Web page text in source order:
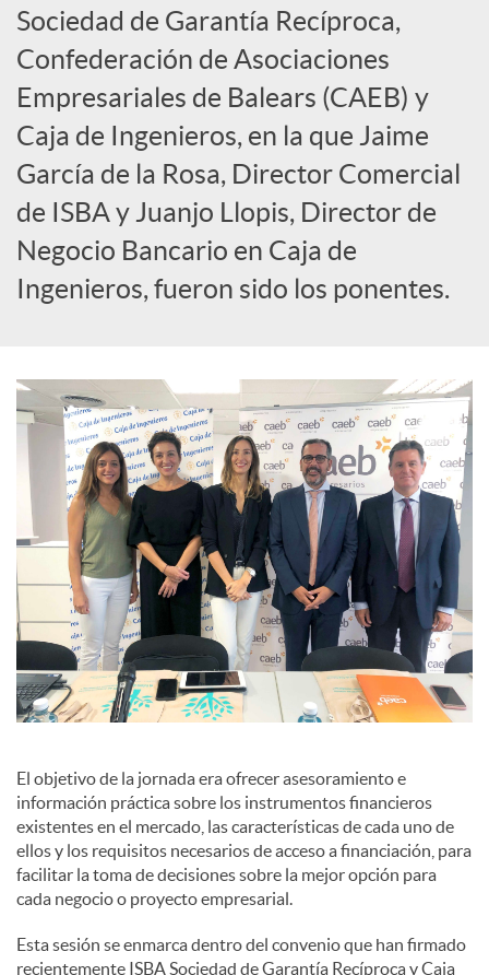
c
i
a
l
e
s
Sociedad de Garantía Recíproca,
Confederación de Asociaciones
Empresariales de Balears (CAEB) y
Caja de Ingenieros, en la que Jaime
García de la Rosa, Director Comercial
de ISBA y Juanjo Llopis, Director de
Negocio Bancario en Caja de
Ingenieros, fueron sido los ponentes.
El objetivo de la jornada era ofrecer asesoramiento e
información práctica sobre los instrumentos financieros
existentes en el mercado, las características de cada uno de
ellos y los requisitos necesarios de acceso a financiación, para
facilitar la toma de decisiones sobre la mejor opción para
cada negocio o proyecto empresarial.
Esta sesión se enmarca dentro del convenio que han firmado
recientemente ISBA Sociedad de Garantía Recíproca y Caja